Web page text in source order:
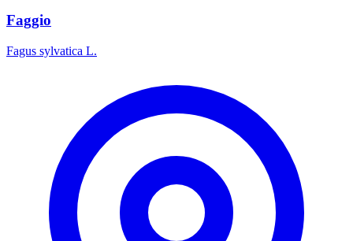
Faggio
Fagus sylvatica L.